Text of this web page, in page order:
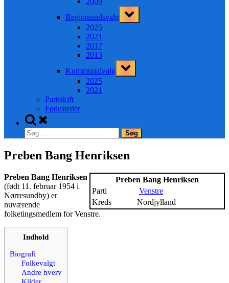
Regionsrådsvalg
Toggle
sub-
2025
2021
2017
2013
Kommunalvalg
Toggle
sub-
2025
2021
Partiskift
Fødesteder
Toggle
search
form
Søg
efter:
Preben Bang Henriksen
Preben Bang Henriksen
Parti
Venstre
Kreds
Nordjylland
Preben Bang Henriksen
(født 11. februar 1954 i
Nørresundby) er
nuværende
folketingsmedlem for Venstre.
Indhold
Biografi
Folkevalgt
Andre hverv
Kilder